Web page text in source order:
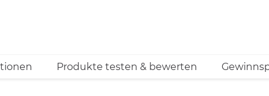
Produkte testen & bewerten